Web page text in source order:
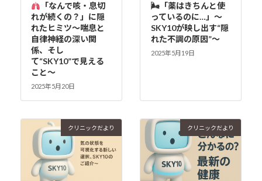
「なんで咳・息切
れが続くの？」に隠
れたヒミツ〜喘息と
自律神経の深い関
係、そし
て“SKY10”で見える
こと〜
2025年5月20日
🌬「薬はきちんと使
っているのに…」〜
SKY10が映し出す“隠
れた不調の原因”〜
2025年5月19日
クリニックだより クリニックだより